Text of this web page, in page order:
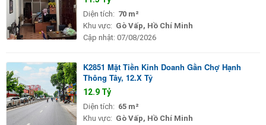
Diện tích: 70 m²
Khu vực: Gò Vấp, Hồ Chí Minh
Cập nhật: 07/08/2026
K2851 Mặt Tiền Kinh Doanh Gần Chợ Hạnh
Thông Tây, 12.X Tỷ
12.9 Tỷ
Diện tích: 65 m²
Khu vực: Gò Vấp, Hồ Chí Minh